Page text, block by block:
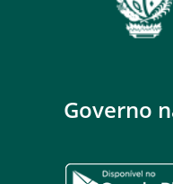
Governo